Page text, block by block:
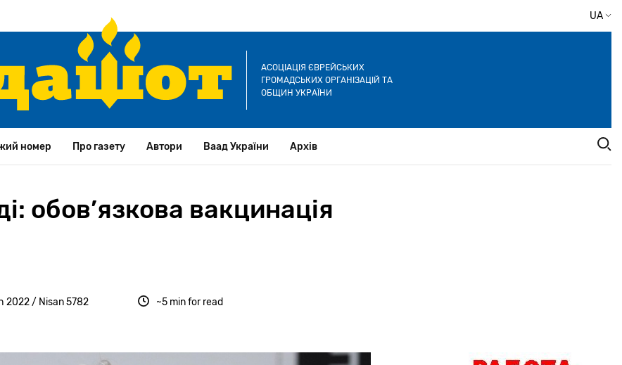
UA
АСОЦІАЦІЯ ЄВРЕЙСЬКИХ
ГРОМАДСЬКИХ ОРГАНІЗАЦІЙ ТА
ОБЩИН УКРАЇНИ
номер Про газету Автори Ваад України Архів
обов’язкова вакцинація
2022 / Nisan 5782 ~5 min for read